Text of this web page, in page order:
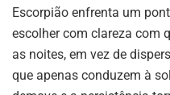
Escorpião enfrenta um
escolher com clareza com
as noites, em vez de
que apenas conduzem à